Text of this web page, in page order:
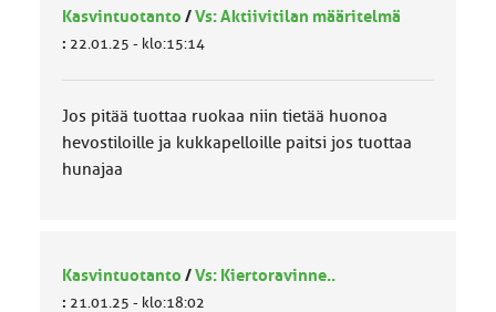
Kasvintuotanto /Vs: Aktiivitilan määritelmä
: 22.01.25 - klo:15:14
Jos pitää tuottaa ruokaa niin tietää huonoa
hevostiloille ja kukkapelloille paitsi jos tuottaa
hunajaa
Kasvintuotanto /Vs: Kiertoravinne..
: 21.01.25 - klo:18:02